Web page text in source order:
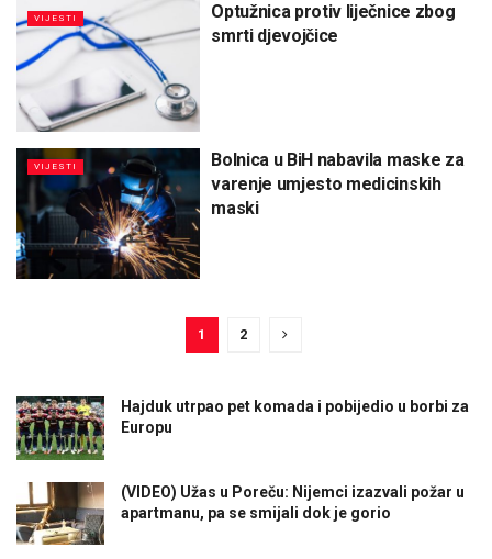
VIJESTI
Optužnica protiv liječnice zbog
smrti djevojčice
VIJESTI
Bolnica u BiH nabavila maske za
varenje umjesto medicinskih
maski
1 2
Hajduk utrpao pet komada i pobijedio u borbi za
Europu
(VIDEO) Užas u Poreču: Nijemci izazvali požar u
apartmanu, pa se smijali dok je gorio